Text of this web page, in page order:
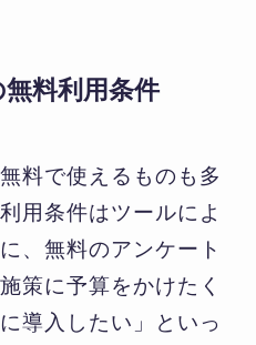
料利用条件
料で使えるものも多
用条件はツールによ
、無料のアンケート
策に予算をかけたく
導入したい」といっ